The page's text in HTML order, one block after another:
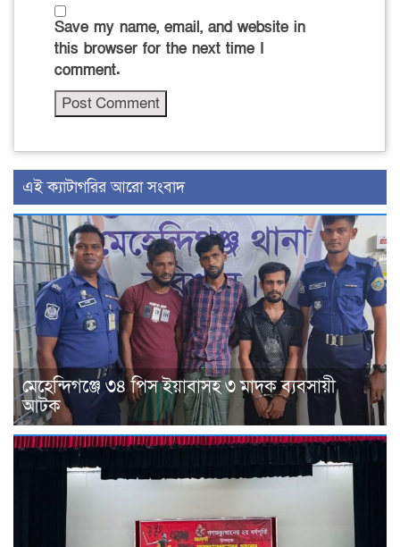
Save my name, email, and website in
this browser for the next time I
comment.
‍এই ক্যাটাগরির ‍আরো সংবাদ
মেহেন্দিগঞ্জে ৩৪ পিস ইয়াবাসহ ৩ মাদক ব্যবসায়ী
আটক